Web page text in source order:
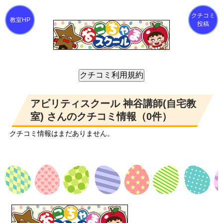
クチコミ
投稿
アビリティスクール 神谷講師(自宅教
室) さんのクチコミ情報（0件）
クチコミ情報はまだありません。